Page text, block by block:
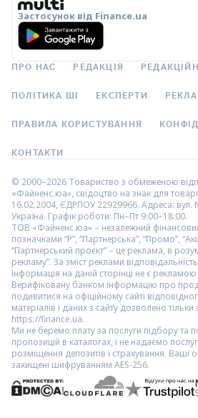
Застосунок від Finance.ua
ПРО НАС РЕДАКЦІЯ
ПОЛІТИКА ШІ ЕКСПЕРТИ
ПРАВИЛА КОРИСТУВАННЯ
КОНТАКТИ
© 2000–2026 Товариство з обмеженою
«Файненс.юа», свідоцтво на знак для
16.02.2004, ЄДРПОУ 22929966. Адреса: вул.
Україна. Графік роботи: Пн–Пт 9:00–18:00.
ТОВ «Файненс.юа» – незалежний
позначками “Р”, “Партнерська”, “Промо”,
“Партнерський проєкт” – це реклама, в
рекламу”. За зміст реклами
Інформація на даній сторінці не є рекламою
Верифіковану банком інформацію про
подивитися на офіційному сайті
матеріалів і даних з сайту дозволено
https://finance.ua.
Ми не беремо плату за послуги підбору та
пропозицій в каталогах, і не надаємо
розміщення депозитів і страхування. Ваші
захищені шифруванням AES-256.